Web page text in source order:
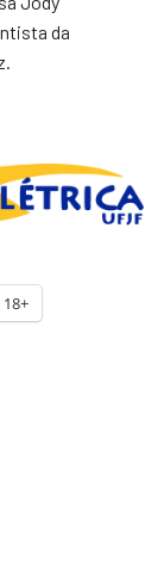
da
18+